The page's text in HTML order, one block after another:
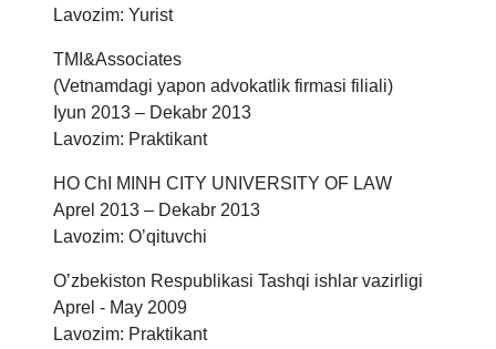
Lavozim: Yurist
TMI&Аssociates
(Vetnamdagi yapon advokatlik firmasi filiali)
Iyun 2013 – Dekabr 2013
Lavozim: Praktikant
HO ChI MINH CITY UNIVERSITY OF LАW
Аprel 2013 – Dekabr 2013
Lavozim: Oʼqituvchi
Oʼzbekiston Respublikasi Tashqi ishlar vazirligi
Аprel - May 2009
Lavozim: Praktikant